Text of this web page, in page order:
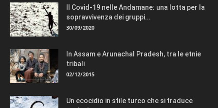
Il Covid-19 nelle Andamane: una lotta per la
sopravvivenza dei gruppi...
30/09/2020
In Assam e Arunachal Pradesh, tra le etnie
tribali
02/12/2015
Un ecocidio in stile turco che si traduce